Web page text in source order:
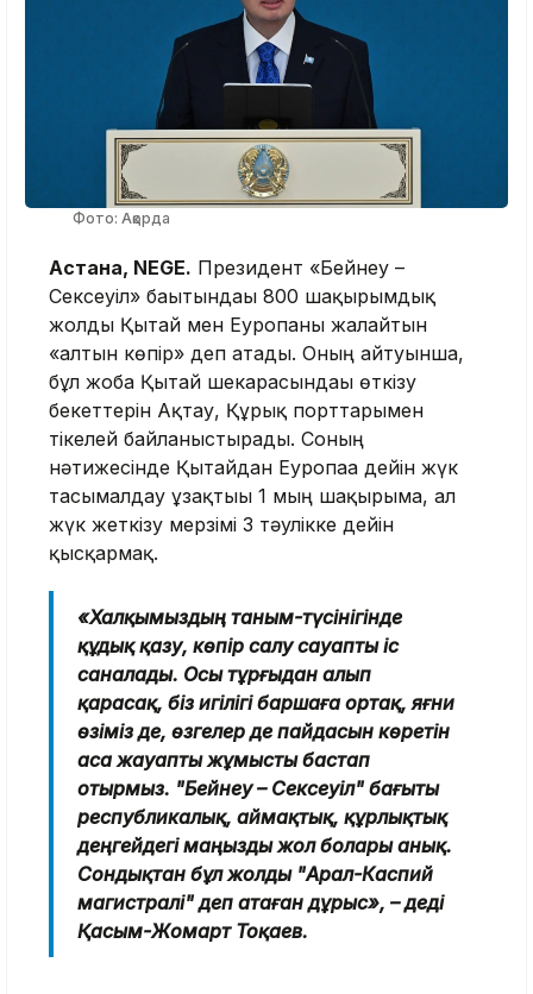
Фото: Ақорда
Астана, NEGE. Президент «Бейнеу –
Сексеуіл» бағытындағы 800 шақырымдық
жолды Қытай мен Еуропаны жалғайтын
«алтын көпір» деп атады. Оның айтуынша,
бұл жоба Қытай шекарасындағы өткізу
бекеттерін Ақтау, Құрық порттарымен
тікелей байланыстырады. Соның
нәтижесінде Қытайдан Еуропаға дейін жүк
тасымалдау ұзақтығы 1 мың шақырымға, ал
жүк жеткізу мерзімі 3 тәулікке дейін
қысқармақ.
«Халқымыздың таным-түсінігінде
құдық қазу, көпір салу сауапты іс
саналады. Осы тұрғыдан алып
қарасақ, біз игілігі баршаға ортақ, яғни
өзіміз де, өзгелер де пайдасын көретін
аса жауапты жұмысты бастап
отырмыз. "Бейнеу – Сексеуіл" бағыты
республикалық, аймақтық, құрлықтық
деңгейдегі маңызды жол болары анық.
Сондықтан бұл жолды "Арал-Каспий
магистралі" деп атаған дұрыс», – деді
Қасым-Жомарт Тоқаев.